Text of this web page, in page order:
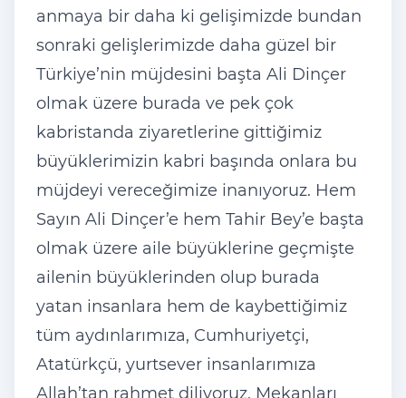
anmaya bir daha ki gelişimizde bundan
sonraki gelişlerimizde daha güzel bir
Türkiye’nin müjdesini başta Ali Dinçer
olmak üzere burada ve pek çok
kabristanda ziyaretlerine gittiğimiz
büyüklerimizin kabri başında onlara bu
müjdeyi vereceğimize inanıyoruz. Hem
Sayın Ali Dinçer’e hem Tahir Bey’e başta
olmak üzere aile büyüklerine geçmişte
ailenin büyüklerinden olup burada
yatan insanlara hem de kaybettiğimiz
tüm aydınlarımıza, Cumhuriyetçi,
Atatürkçü, yurtsever insanlarımıza
Allah’tan rahmet diliyoruz. Mekanları